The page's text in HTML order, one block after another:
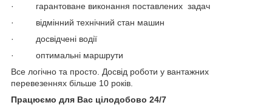
· гарантоване виконання поставлених задач
· відмінний технічний стан машин
· досвідчені водії
· оптимальні маршрути
Все логічно та просто. Досвід роботи у вантажних
перевезеннях більше 10 років.
Працюємо для Вас цілодобово 24/7